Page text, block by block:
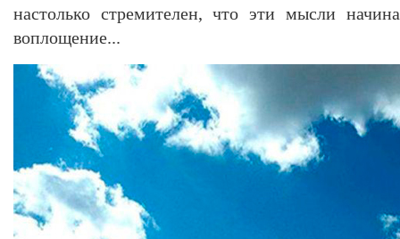
настолько стремителен, что эти мысли
воплощение...